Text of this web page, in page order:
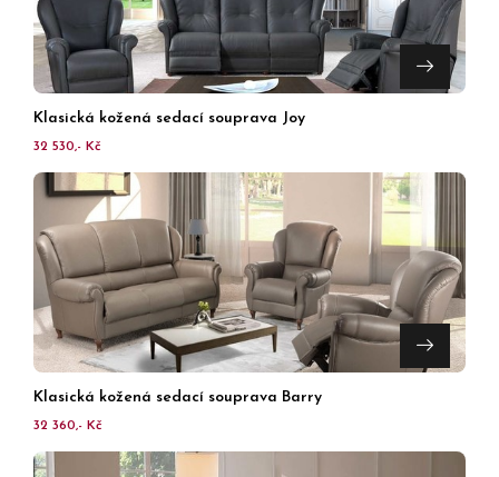
Klasická kožená sedací souprava Joy
32 530,- Kč
Klasická kožená sedací souprava Barry
32 360,- Kč